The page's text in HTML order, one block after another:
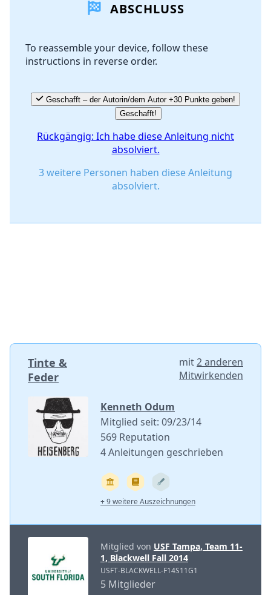
Kommentar hinzufügen
Abbrechen
ABSCHLUSS
To reassemble your device, follow these
instructions in reverse order.
Geschafft – der Autorin/dem Autor +30 Punkte geben!
Geschafft!
Rückgängig: Ich habe diese Anleitung nicht
absolviert.
3 weitere Personen haben diese Anleitung
absolviert.
Tinte &
Feder
mit2 anderen
Mitwirkenden
Kenneth Odum
Mitglied seit: 09/23/14
569 Reputation
4 Anleitungen geschrieben
+ 9 weitere Auszeichnungen
Mitglied von USF Tampa, Team 11-
1, Blackwell Fall 2014
USFT-BLACKWELL-F14S11G1
5 Mitglieder